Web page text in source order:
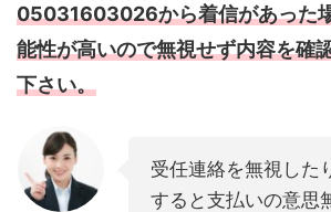
05031603026から着信があった
能性が高いので無視せず内容を確
下さい。
受任連絡を無視した
すると支払いの意思